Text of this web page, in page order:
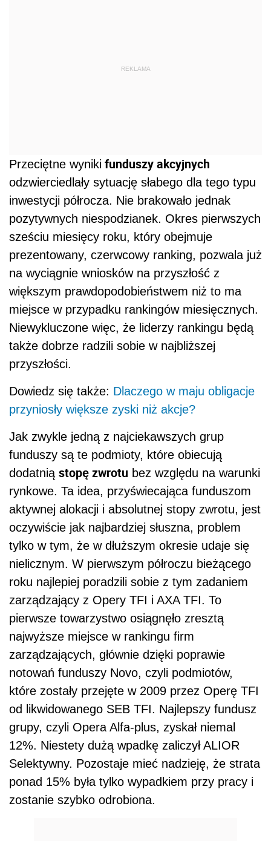
REKLAMA
Przeciętne wyniki funduszy akcyjnych
odzwierciedlały sytuację słabego dla tego typu
inwestycji półrocza. Nie brakowało jednak
pozytywnych niespodzianek. Okres pierwszych
sześciu miesięcy roku, który obejmuje
prezentowany, czerwcowy ranking, pozwala już
na wyciągnie wniosków na przyszłość z
większym prawdopodobieństwem niż to ma
miejsce w przypadku rankingów miesięcznych.
Niewykluczone więc, że liderzy rankingu będą
także dobrze radzili sobie w najbliższej
przyszłości.
Dowiedz się także: Dlaczego w maju obligacje
przyniosły większe zyski niż akcje?
Jak zwykle jedną z najciekawszych grup
funduszy są te podmioty, które obiecują
dodatnią stopę zwrotu bez względu na warunki
rynkowe. Ta idea, przyświecająca funduszom
aktywnej alokacji i absolutnej stopy zwrotu, jest
oczywiście jak najbardziej słuszna, problem
tylko w tym, że w dłuższym okresie udaje się
nielicznym. W pierwszym półroczu bieżącego
roku najlepiej poradzili sobie z tym zadaniem
zarządzający z Opery TFI i AXA TFI. To
pierwsze towarzystwo osiągnęło zresztą
najwyższe miejsce w rankingu firm
zarządzających, głównie dzięki poprawie
notowań funduszy Novo, czyli podmiotów,
które zostały przejęte w 2009 przez Operę TFI
od likwidowanego SEB TFI. Najlepszy fundusz
grupy, czyli Opera Alfa-plus, zyskał niemal
12%. Niestety dużą wpadkę zaliczył ALIOR
Selektywny. Pozostaje mieć nadzieję, że strata
ponad 15% była tylko wypadkiem przy pracy i
zostanie szybko odrobiona.